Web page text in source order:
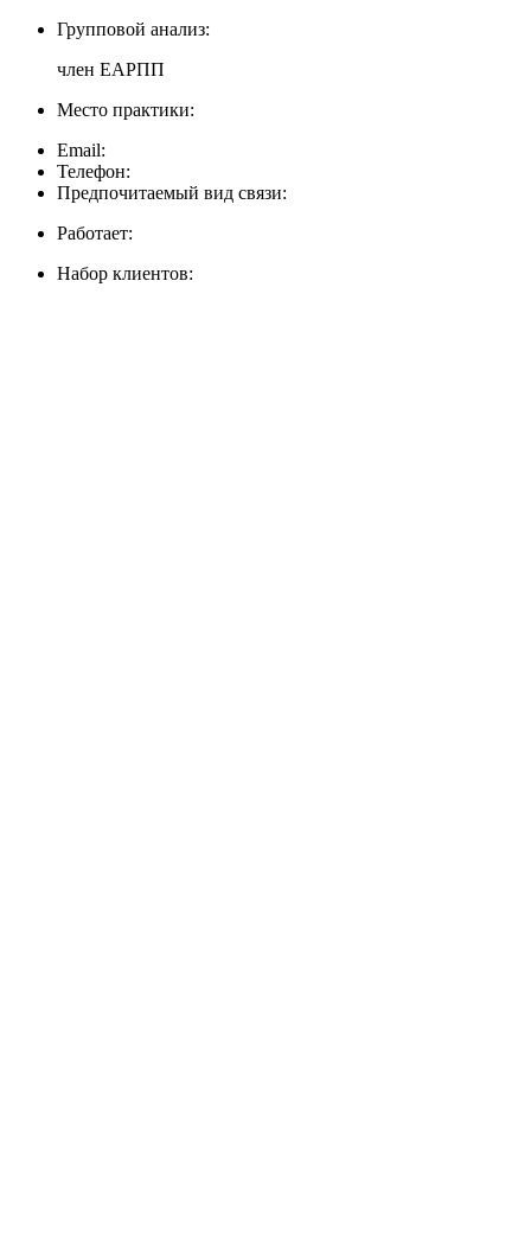
Групповой анализ:
член ЕАРПП
Место практики:
Email:
Телефон:
Предпочитаемый вид связи:
Работает:
Набор клиентов: